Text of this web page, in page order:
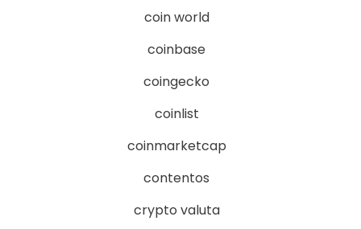
coin world
coinbase
coingecko
coinlist
coinmarketcap
contentos
crypto valuta